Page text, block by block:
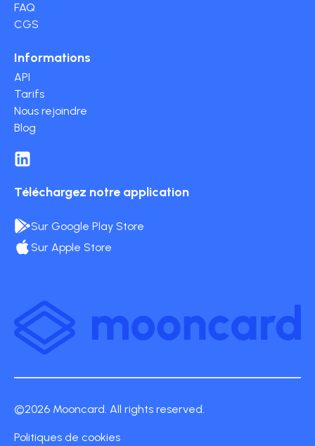
FAQ
CGS
Informations
API
Tarifs
Nous rejoindre
Blog
Téléchargez notre application
Sur Google Play Store
Sur Apple Store
©2026 Mooncard. All rights reserved.
Politiques de cookies